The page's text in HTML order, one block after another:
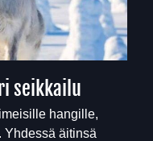
seikkailu
hangille,
Yhdessä äitinsä